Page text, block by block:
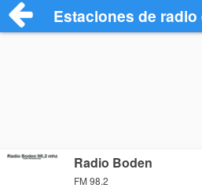
Estaciones de
Radio Boden
FM 98.2